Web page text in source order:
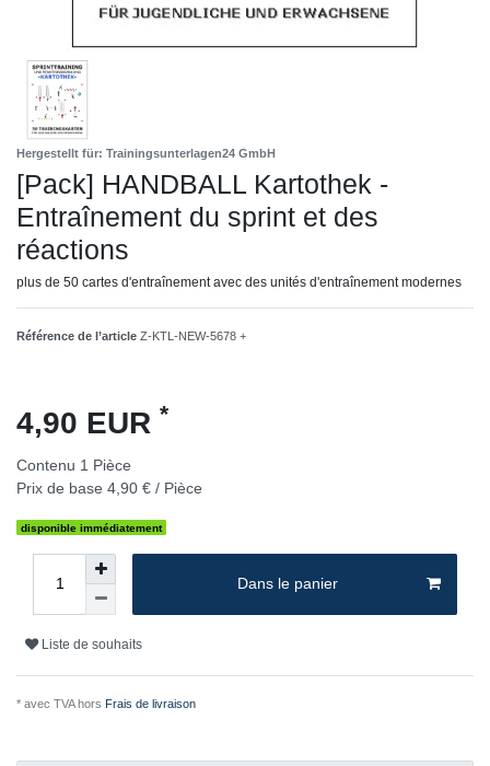
Hergestellt für: Trainingsunterlagen24 GmbH
[Pack] HANDBALL Kartothek -
Entraînement du sprint et des
réactions
plus de 50 cartes d'entraînement avec des unités d'entraînement modernes
Référence de l’article Z-KTL-NEW-5678 +
4,90 EUR *
Contenu 1 Pièce
Prix de base 4,90 € / Pièce
disponible immédiatement
Dans le panier
Liste de souhaits
* avec TVA hors Frais de livraison